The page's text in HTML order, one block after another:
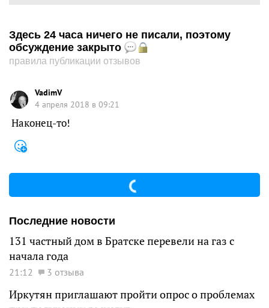
Здесь 24 часа ничего не писали, поэтому
обсуждение закрыто
правила публикации отзывов
VadimV
4 апреля 2018 в 09:21
Наконец-то!
Последние новости
131 частный дом в Братске перевели на газ с
начала года
21:12 3 отзыва
Иркутян приглашают пройти опрос о проблемах